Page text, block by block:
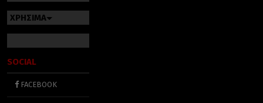
ΧΡΗΣΙΜΑ
SOCIAL
FACEBOOK